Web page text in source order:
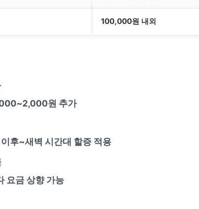
100,000원 내외
원 추가
후~새벽 시간대 할증 적용
요금 상향 가능